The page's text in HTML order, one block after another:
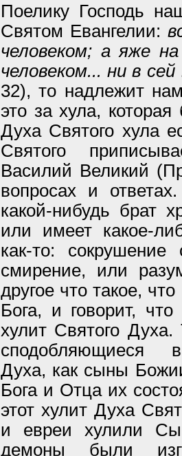
Поелику Господь
Святом Евангелии:
человеком; а яже
человеком... ни в
32), то надлежит
это за хула,
Духа Святого хула
Святого
Василий Великий
вопросах и
какой-нибудь брат
или имеет какое-
как-то:
смирение, или
другое что такое,
Бога, и говорит,
хулит Святого Духа.
сподобляющиеся
Духа, как сыны
Бога и Отца их
этот хулит Духа
и евреи хулили
демоны были